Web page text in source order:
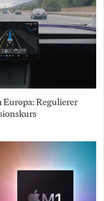
Europa: Regulierer